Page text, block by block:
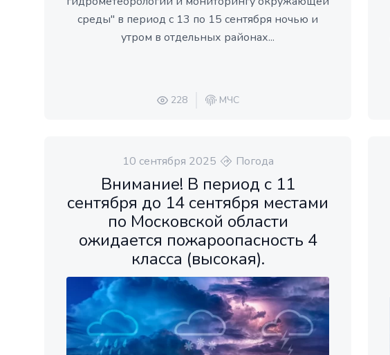
среды" в период с 13 по 15 сентября ночью и
утром в отдельных районах...
228 МЧС
10 сентября 2025 Погода
Внимание! В период с 11
сентября до 14 сентября местами
по Московской области
ожидается пожароопасность 4
класса (высокая).